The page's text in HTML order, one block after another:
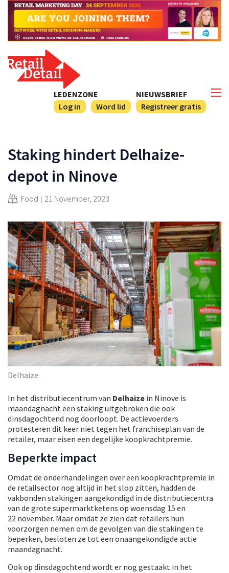
NIEUWSBRIEF
Registreer gratis
LEDENZONE
Log in
Word lid
Staking hindert Delhaize-
depot in Ninove
Food 21 November, 2023
Delhaize
In het distributiecentrum van Delhaize in Ninove is
maandagnacht een staking uitgebroken die ook
dinsdagochtend nog doorloopt. De actievoerders
protesteren dit keer niet tegen het franchiseplan van de
retailer, maar eisen een degelijke koopkrachtpremie.
Beperkte impact
Omdat de onderhandelingen over een koopkrachtpremie in
de retailsector nog altijd in het slop zitten, hadden de
vakbonden stakingen aangekondigd in de distributiecentra
van de grote supermarktketens op woensdag 15 en
22 november. Maar omdat ze zien dat retailers hun
voorzorgen nemen om de gevolgen van die stakingen te
beperken, besloten ze tot een onaangekondigde actie
maandagnacht.
Ook op dinsdagochtend wordt er nog gestaakt in het